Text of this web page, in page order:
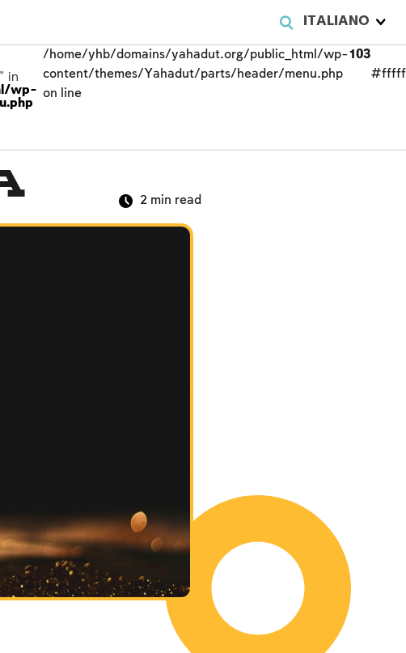
ITALIANO
in
wp-
/home/yhb/domains/yahadut.org/public_html/wp-
content/themes/Yahadut/parts/header/menu.php
on line
103
2 min read